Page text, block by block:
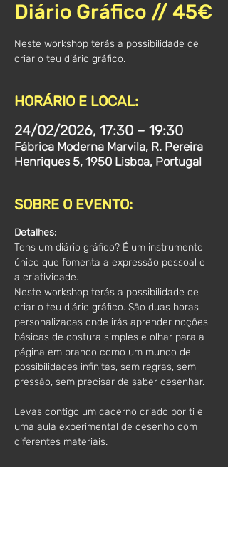
Diário Gráfico // 45€
Neste workshop terás a possibilidade de
criar o teu diário gráfico.
HORÁRIO E LOCAL:
24/02/2026, 17:30 – 19:30
Fábrica Moderna Marvila, R. Pereira
Henriques 5, 1950 Lisboa, Portugal
SOBRE O EVENTO:
Detalhes:
Tens um diário gráfico? É um instrumento
único que fomenta a expressão pessoal e
a criatividade.
Neste workshop terás a possibilidade de
criar o teu diário gráfico. São duas horas
personalizadas onde irás aprender noções
básicas de costura simples e olhar para a
página em branco como um mundo de
possibilidades infinitas, sem regras, sem
pressão, sem precisar de saber desenhar.
Levas contigo um caderno criado por ti e
uma aula experimental de desenho com
diferentes materiais.